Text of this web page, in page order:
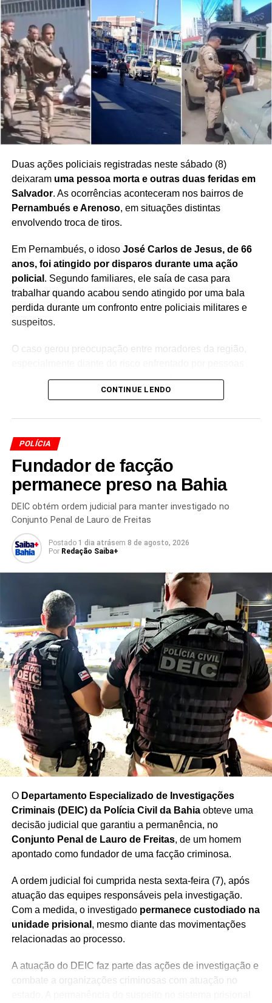
prisão de suspeitos
. Técnicas de investigação e
diferentes métodos de identificação permitem que as
autoridades cruzem informações e reúnam outros
elementos para confirmar a identidade dos investigados.
O avanço das tecnologias dereconhecimento facial
também passou a integrar as ferramentas utilizadas pelas
forças de segurança, embora a identificação de suspeitos
dependa de um conjunto de procedimentos
investigativos.
A prática chama atenção para uma nova frente no
enfrentamento ao crime organizado, na qual criminosos
tentam utilizar recursos estéticos para dificultar o trabalho
das autoridades.
Redação Saiba+
Duas ações policiais registradas neste sábado (8)
deixaram uma pessoa morta e outras duas feridas em
Salvador. As ocorrências aconteceram nos bairros de
Pernambués e Arenoso, em situações distintas
envolvendo troca de tiros.
Em Pernambués, o idoso José Carlos de Jesus, de 66
anos, foi atingido por disparos durante uma ação
policial . Segundo familiares, ele saía de casa para
trabalhar quando acabou sendo atingido por uma bala
perdida durante um confronto entre policiais militares e
suspeitos.
O caso gerou preocupação entre moradores da região,
que circulavam pelas proximidades durante a ocorrência.
O estado de saúde do idoso e as circunstâncias exatas
autoridades.
Tiroteio deixa morto e ferida no
Arenoso
No bairro do Arenoso, outro episódio de violência
terminou coma morte de um pedreiro de 49 anos e
uma mulher ferida. O tiroteio aconteceu na localidade
conhecida comoBeira Rio .
dinâmica dos disparos e identificar os envolvidos. A
sequência de episódios registrados na capital baiana
neste sábado voltou a chamar atenção para os riscos
enfrentados pela população durante confrontos armados.
As autoridades deverão reunir informações sobre as duas
ocorrências para esclarecer as circunstâncias dos
disparos e determinar as responsabilidades pelos casos.
Redação Saiba+
CONTINUE LENDO
POLÍCIA
Fundador de facção
permanece preso na Bahia
DEIC obtém ordem judicial para manter investigado no
Conjunto Penal de Lauro de Freitas
Postado 1 dia atrásem 8 de agosto, 2026
Por Redação Saiba+
O Departamento Especializado de Investigações
Criminais (DEIC) da Polícia Civil da Bahiaobteve uma
decisão judicial que garantiu a permanência, no
Conjunto Penal de Lauro de Freitas, de um homem
apontado como fundador de uma facção criminosa.
A ordem judicial foi cumprida nesta sexta-feira (7), após
atuação das equipes responsáveis pela investigação.
Com a medida, o investigado permanece custodiado na
unidade prisional , mesmo diante das movimentações
relacionadas ao processo.
A atuação do DEIC faz parte das ações de investigação e
combate a organizações criminosas com atuação no